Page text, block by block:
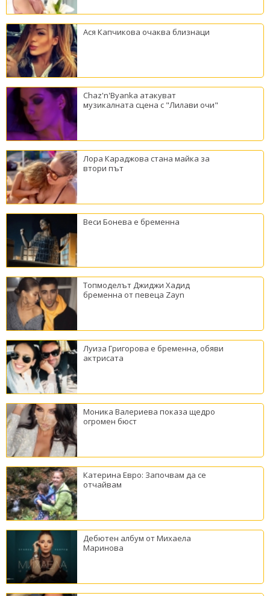
Ася Капчикова очаква близнаци
Chaz'n'Byanka атакуват
музикалната сцена с "Лилави очи"
Лора Караджова стана майка за
втори път
Веси Бонева е бременна
Топмоделът Джиджи Хадид
бременна от певеца Zayn
Луиза Григорова е бременна, обяви
актрисата
Моника Валериева показа щедро
огромен бюст
Катерина Евро: Започвам да се
отчайвам
Дебютен албум от Михаела
Маринова